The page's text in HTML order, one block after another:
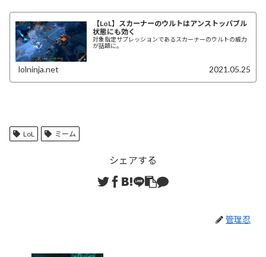
【LoL】スカーナーのウルトはアンストッパブル
状態にも効く
対象指定サプレッションであるスカーナーのウルトの威力
が話題に。
lolninja.net 2021.05.25
LoL ミーム
シェアする
管理忍